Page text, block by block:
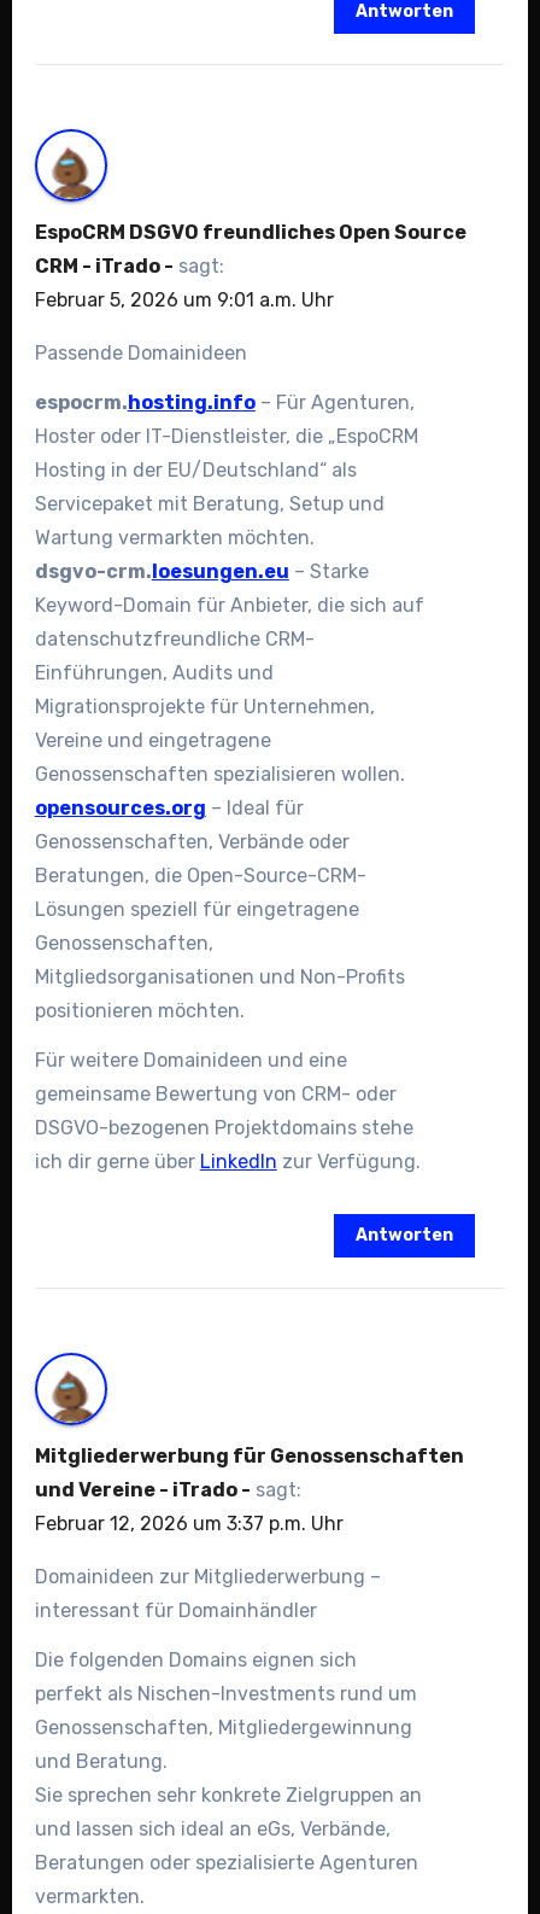
Antworten
EspoCRM DSGVO freundliches Open Source
CRM - iTrado - sagt:
Februar 5, 2026 um 9:01 a.m. Uhr
Passende Domainideen
espocrm. hosting.info– Für Agenturen,
Hoster oder IT-Dienstleister, die „EspoCRM
Hosting in der EU/Deutschland“ als
Servicepaket mit Beratung, Setup und
Wartung vermarkten möchten.
dsgvo-crm. loesungen.eu – Starke
Keyword-Domain für Anbieter, die sich auf
datenschutzfreundliche CRM-
Einführungen, Audits und
Migrationsprojekte für Unternehmen,
Vereine und eingetragene
Genossenschaften spezialisieren wollen.
opensources.org – Ideal für
Genossenschaften, Verbände oder
Beratungen, die Open-Source-CRM-
Lösungen speziell für eingetragene
Genossenschaften,
Mitgliedsorganisationen und Non-Profits
positionieren möchten.
Für weitere Domainideen und eine
gemeinsame Bewertung von CRM- oder
DSGVO-bezogenen Projektdomains stehe
ich dir gerne über LinkedIn zur Verfügung.
Antworten
Mitgliederwerbung für Genossenschaften
und Vereine - iTrado - sagt:
Februar 12, 2026 um 3:37 p.m. Uhr
Domainideen zur Mitgliederwerbung –
interessant für Domainhändler
Die folgenden Domains eignen sich
perfekt als Nischen-Investments rund um
Genossenschaften, Mitgliedergewinnung
und Beratung.
Sie sprechen sehr konkrete Zielgruppen an
und lassen sich ideal an eGs, Verbände,
Beratungen oder spezialisierte Agenturen
vermarkten.